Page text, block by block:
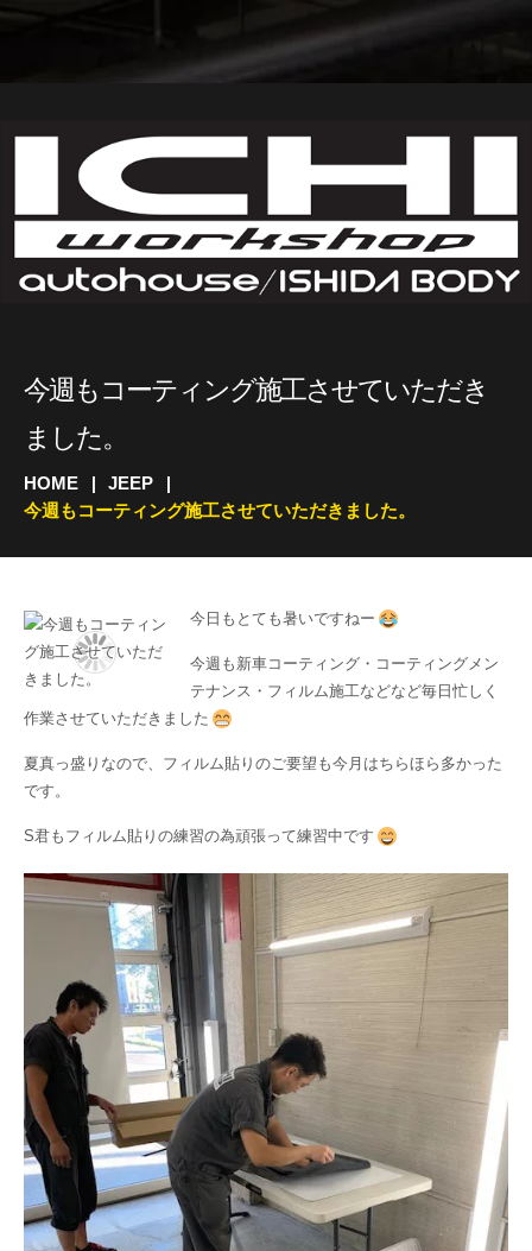
今週もコーティング施工させていただき
ました。
HOME
JEEP
今週もコーティング施工させていただきました。
今日もとても暑いですねー
今週も新車コーティング・コーティングメン
テナンス・フィルム施工などなど毎日忙しく
作業させていただきました
夏真っ盛りなので、フィルム貼りのご要望も今月はちらほら多かった
です。
S君もフィルム貼りの練習の為頑張って練習中です